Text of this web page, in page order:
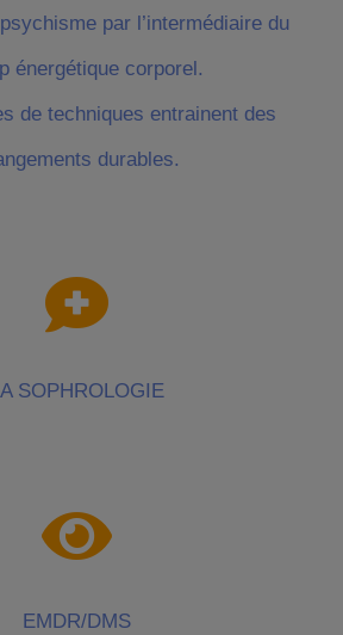
par l’intermédiaire du
énergétique corporel.
de techniques entrainent des
durables.
SOPHROLOGIE
EMDR/DMS